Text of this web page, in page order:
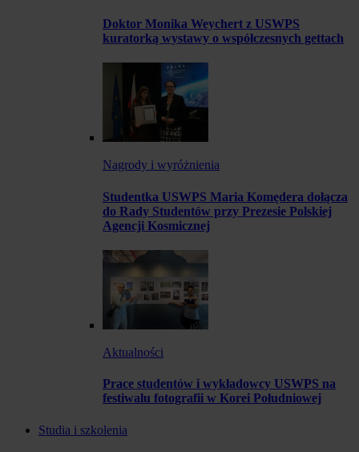
Doktor Monika Weychert z USWPS
kuratorką wystawy o współczesnych gettach
Nagrody i wyróżnienia
Studentka USWPS Maria Komędera dołącza
do Rady Studentów przy Prezesie Polskiej
Agencji Kosmicznej
Aktualności
Prace studentów i wykładowcy USWPS na
festiwalu fotografii w Korei Południowej
Studia i szkolenia